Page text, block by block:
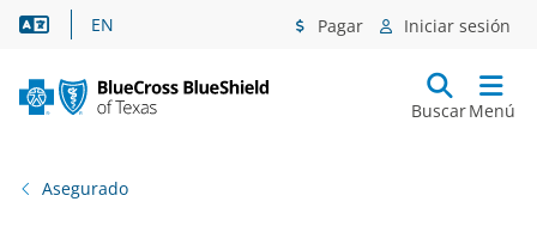
Asistencia lingüística
EN Pagar Iniciar sesión
BuscarMenú
Asegurado